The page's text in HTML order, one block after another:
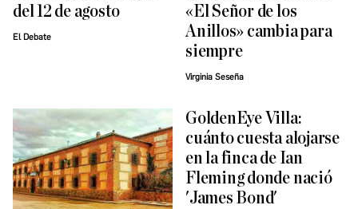
del 12 de agosto
El Debate
«El Señor de los
Anillos» cambia para
siempre
Virginia Seseña
GoldenEye Villa:
cuánto cuesta alojarse
en la finca de Ian
Fleming donde nació
'James Bond'